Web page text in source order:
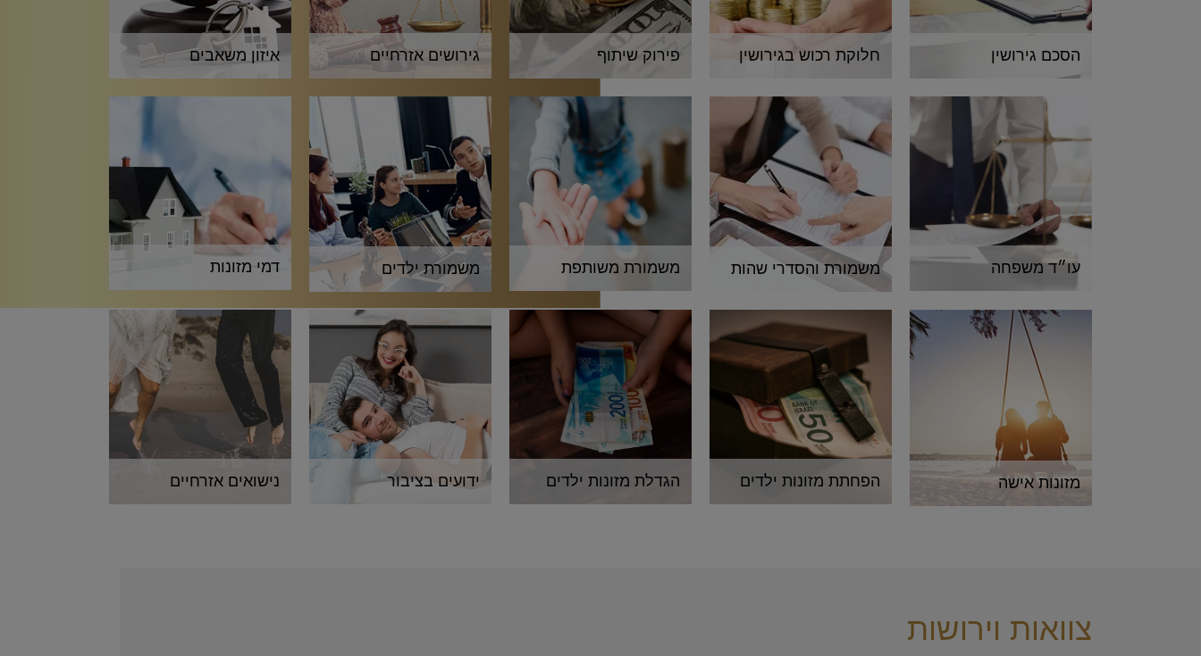
הסכם גירושין חלוקת רכוש בגירושין פירוק שיתוף גירושים אזרחיים איזון משאבים
עו״ד משפחה משמורת והסדרי שהות משמורת משותפת משמורת ילדים דמי מזונות
מזונות אישה הפחתת מזונות ילדים הגדלת מזונות ילדים ידועים בציבור נישואים אזרחיים
צוואות וירושות